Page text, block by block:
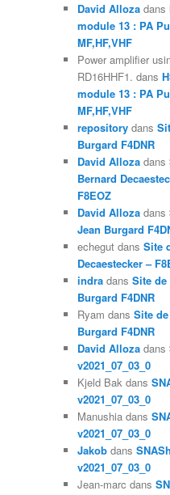
David Alloza dans
module 13 : PA
MF,HF,VHF
Power amplifier
RD16HHF1. dans
module 13 : PA
MF,HF,VHF
repository dans
Burgard F4DNR
David Alloza dans
Bernard
F8EOZ
David Alloza dans
Jean Burgard
echegut dans Site
Decaestecker –
indra dans Site de
Burgard F4DNR
Ryam dans Site
Burgard F4DNR
David Alloza dans
v2021_07_03_0
Kjeld Bak dans
v2021_07_03_0
Manushia dans
v2021_07_03_0
Jakob dans
v2021_07_03_0
Jean-marc dans